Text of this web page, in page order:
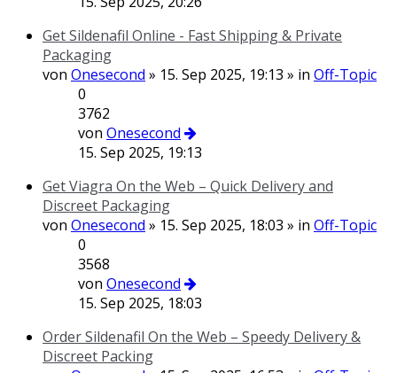
Get Sildenafil Online - Fast Shipping & Private
Packaging
von Onesecond » 15. Sep 2025, 19:13 » in Off-Topic
0
3762
von Onesecond
15. Sep 2025, 19:13
Get Viagra On the Web – Quick Delivery and
Discreet Packaging
von Onesecond » 15. Sep 2025, 18:03 » in Off-Topic
0
3568
von Onesecond
15. Sep 2025, 18:03
Order Sildenafil On the Web – Speedy Delivery &
Discreet Packing